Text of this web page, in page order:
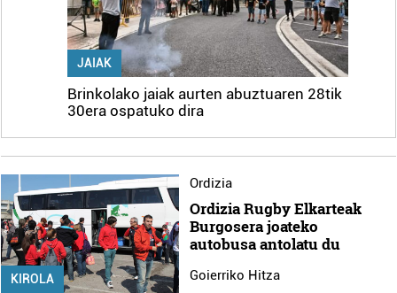
JAIAK
Brinkolako jaiak aurten abuztuaren 28tik
30era ospatuko dira
KIROLA
Ordizia
Ordizia Rugby Elkarteak
Burgosera joateko
autobusa antolatu du
Goierriko Hitza